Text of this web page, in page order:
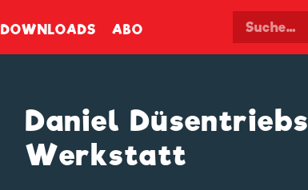
DOWNLOADS ABO
Daniel Düsentriebs
Werkstatt